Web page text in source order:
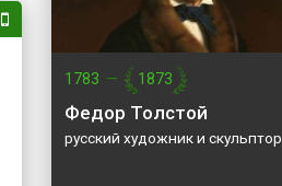
1783 — 1873
Федор Толстой
русский художник и скульптор